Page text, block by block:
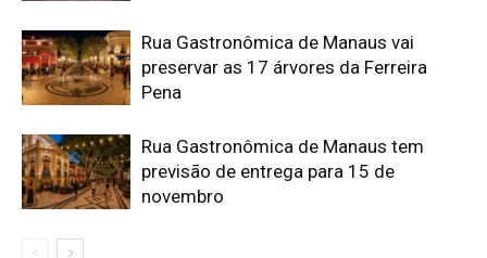
Rua Gastronômica de Manaus vai
preservar as 17 árvores da Ferreira
Pena
Rua Gastronômica de Manaus tem
previsão de entrega para 15 de
novembro